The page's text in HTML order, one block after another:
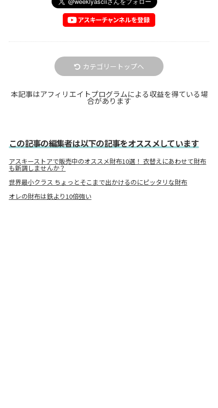
カテゴリートップへ
本記事はアフィリエイトプログラムによる収益を得ている場
合があります
この記事の編集者は以下の記事をオススメしています
アスキーストアで販売中のオススメ財布10選！ 衣替えにあわせて財布
も新調しませんか？
世界最小クラス ちょっとそこまで出かけるのにピッタリな財布
オレの財布は鉄より10倍強い